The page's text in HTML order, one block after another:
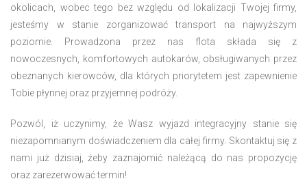
okolicach, wobec tego bez względu od lokalizacji Twojej firmy,
jesteśmy w stanie zorganizować transport na najwyższym
poziomie. Prowadzona przez nas flota składa się z
nowoczesnych, komfortowych autokarów, obsługiwanych przez
obeznanych kierowców, dla których priorytetem jest zapewnienie
Tobie płynnej oraz przyjemnej podróży.
Pozwól, iż uczynimy, że Wasz wyjazd integracyjny stanie się
niezapomnianym doświadczeniem dla całej firmy. Skontaktuj się z
nami już dzisiaj, żeby zaznajomić należącą do nas propozycję
oraz zarezerwować termin!